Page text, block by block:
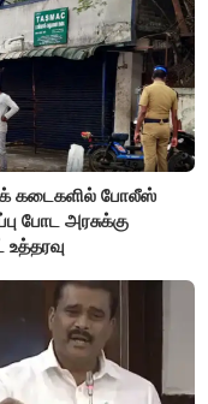
கடைகளில் போலீஸ்
போட அரசுக்கு